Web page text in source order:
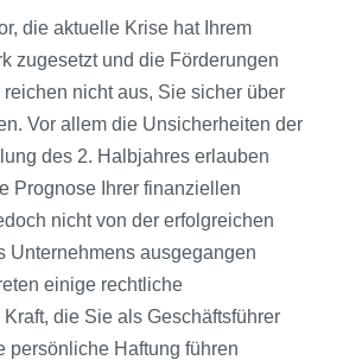
die aktuelle Krise hat Ihrem
zugesetzt und die Förderungen
nicht aus, Sie sicher über
Vor allem die Unsicherheiten der
des 2. Halbjahres erlauben
Prognose Ihrer finanziellen
nicht von der erfolgreichen
Unternehmens ausgegangen
einige rechtliche
die Sie als Geschäftsführer
persönliche Haftung führen